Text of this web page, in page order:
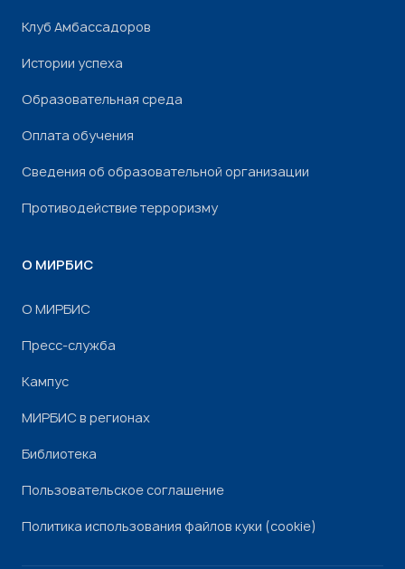
Клуб Амбассадоров
Истории успеха
Образовательная среда
Оплата обучения
Сведения об образовательной организации
Противодействие терроризму
О МИРБИС
О МИРБИС
Пресс-служба
Кампус
МИРБИС в регионах
Библиотека
Пользовательское соглашение
Политика использования файлов куки (cookie)